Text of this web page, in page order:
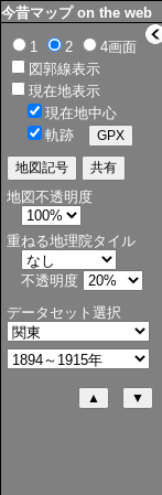
>
今昔マップ on the web
1 2
4画面
図郭線表示
現在地表示
現在地中心
軌跡
地図不透明度
重ねる地理院タイル
不透明度
データセット選択